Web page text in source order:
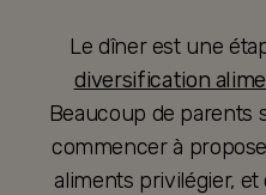
Le dîner est une
diversification
Beaucoup de parents
commencer à
aliments privilégier,